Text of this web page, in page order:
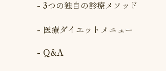
3つの独自の診療メソッド
医療ダイエットメニュー
Q&A